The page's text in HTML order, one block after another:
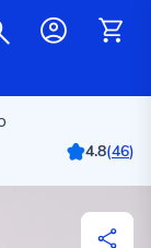
4.8(46)